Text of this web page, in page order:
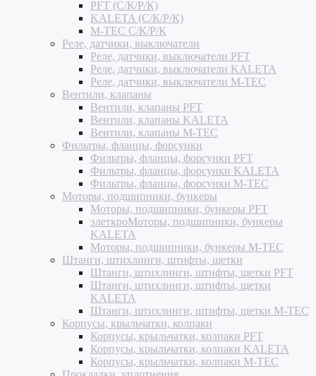
PFT (С/К/Р/К)
KALETA (С/К/Р/К)
M-TEC С/К/Р/К
Реле, датчики, выключатели
Реле, датчики, выключатели PFT
Реле, датчики, выключатели KALETA
Реле, датчики, выключатели M-TEC
Вентили, клапаны
Вентили, клапаны PFT
Вентили, клапаны KALETA
Вентили, клапаны M-TEC
Фильтры, фланцы, форсунки
Фильтры, фланцы, форсунки PFT
Фильтры, фланцы, форсунки KALETA
Фильтры, фланцы, форсунки M-TEC
Моторы, подшипники, бункеры
Моторы, подшипники, бункеры PFT
элеткроМоторы, подшипники, бункеры
KALETA
Моторы, подшипники, бункеры M-TEC
Штанги, штихлинги, штифты, щетки
Штанги, штихлинги, штифты, щетки PFT
Штанги, штихлинги, штифты, щетки
KALETA
Штанги, штихлинги, штифты, щетки M-TEC
Корпусы, крыльчатки, колпаки
Корпусы, крыльчатки, колпаки PFT
Корпусы, крыльчатки, колпаки KALETA
Корпусы, крыльчатки, колпаки M-TEC